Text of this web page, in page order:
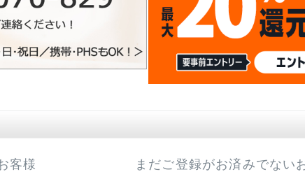
客様 まだご登録がお済みでない